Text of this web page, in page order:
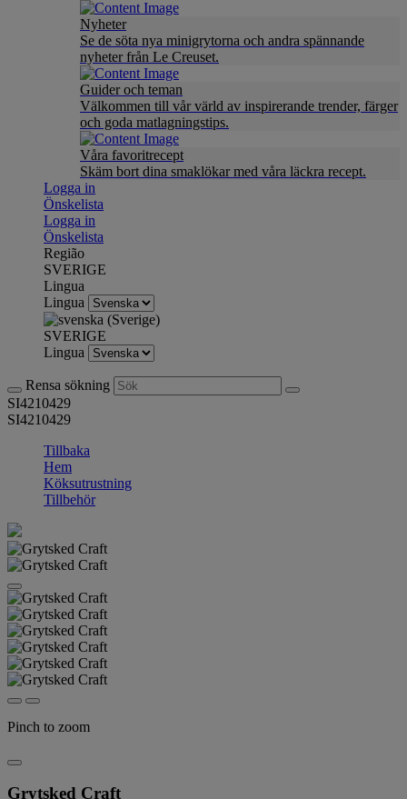
Nyheter
Se de söta nya minigrytorna och andra spännande
nyheter från Le Creuset.
Guider och teman
Välkommen till vår värld av inspirerande trender, färger
och goda matlagningstips.
Våra favoritrecept
Skäm bort dina smaklökar med våra läckra recept.
Logga in
Önskelista
Logga in
Önskelista
Região
SVERIGE
Lingua
Lingua
SVERIGE
Lingua
Rensa sökning
SI4210429
SI4210429
Tillbaka
Hem
Köksutrustning
Tillbehör
Pinch to zoom
Grytsked Craft